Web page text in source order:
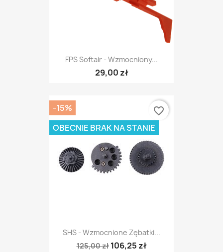
FPS Softair - Wzmocniony...
29,00 zł
SHS - Wzmocnione Zębatki...
125,00 zł 106,25 zł
-15%
OBECNIE BRAK NA STANIE
favorite_border